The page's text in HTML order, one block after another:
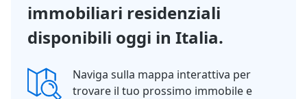
immobiliari residenziali
disponibili oggi in Italia.
Naviga sulla mappa interattiva per
trovare il tuo prossimo immobile e